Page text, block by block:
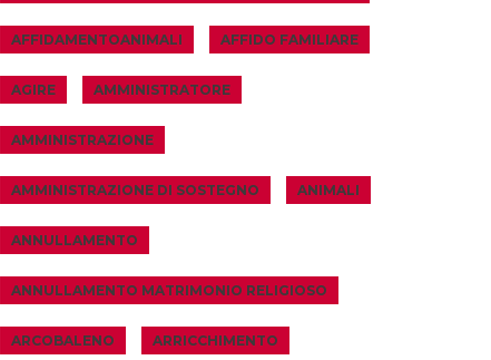
AFFIDAMENTOANIMALI AFFIDO FAMILIARE
AGIRE AMMINISTRATORE
AMMINISTRAZIONE
AMMINISTRAZIONE DI SOSTEGNO ANIMALI
ANNULLAMENTO
ANNULLAMENTO MATRIMONIO RELIGIOSO
ARCOBALENO ARRICCHIMENTO